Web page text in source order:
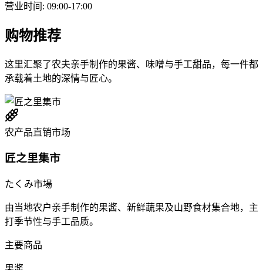
营业时间 : 09:00-17:00
购物推荐
这里汇聚了农夫亲手制作的果酱、味噌与手工甜品，每一件都
承载着土地的深情与匠心。
农产品直销市场
匠之里集市
たくみ市場
由当地农户亲手制作的果酱、新鲜蔬果及山野食材集合地，主
打季节性与手工品质。
主要商品